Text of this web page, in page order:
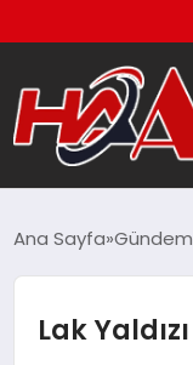
DÜNYA
EĞITIM
Ana Sayfa Gündem
Lak Yaldızı